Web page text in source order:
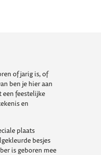
of jarig is, of
ben je hier aan
een feestelijke
en
plaats
besjes
is geboren mee